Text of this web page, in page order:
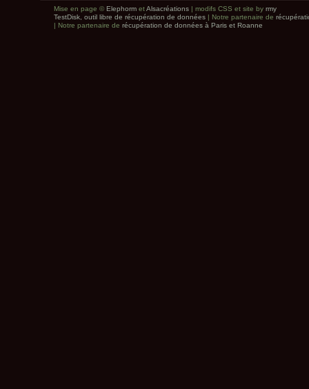
Mise en page ©Elephorm etAlsacréations | modifs CSS et site by rmy
TestDisk, outil libre de récupération de données | Notre partenaire de
| Notre partenaire de récupération de données à Paris et Roanne